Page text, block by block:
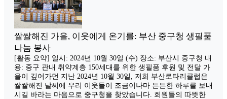
쌀쌀해진 가을, 이웃에게 온기를: 부산 중구청 생필품
나눔 봉사
[활동 요약] 일시: 2024년 10월 30일 (수) 장소: 부산시 중구청 내
용: 중구 관내 취약계층 150세대를 위한 생필품 후원 및 전달 가
을이 깊어가던 지난 2024년 10월 30일, 저희 부산로타리클럽은
쌀쌀해진 날씨에 우리 이웃들이 조금이나마 든든한 하루를 보내
시길 바라는 마음으로 중구청을 찾았습니다. 회원들의 따뜻한